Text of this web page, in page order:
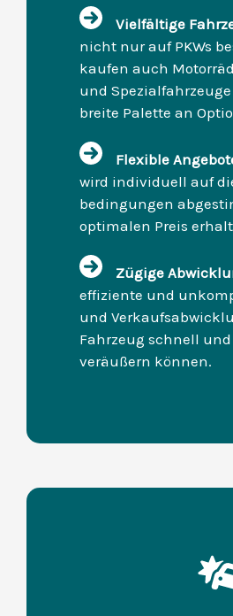
Vielfältige
nicht nur auf PKWs
kaufen auch
und
breite Palette an
Flexible
wird individuell auf
bedingungen
optimalen Preis
Zügige
effiziente und
und
Fahrzeug schnell und
veräußern können.